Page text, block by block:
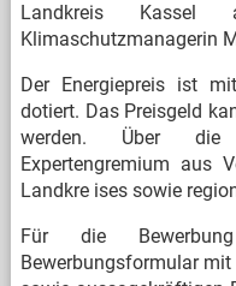
Landkreis
Klimaschutzmanagerin
Der Energiepreis ist
dotiert. Das Preisgeld
werden. Über die
Expertengremium aus
Landkre ises sowie
Für die
Bewerbungsformular